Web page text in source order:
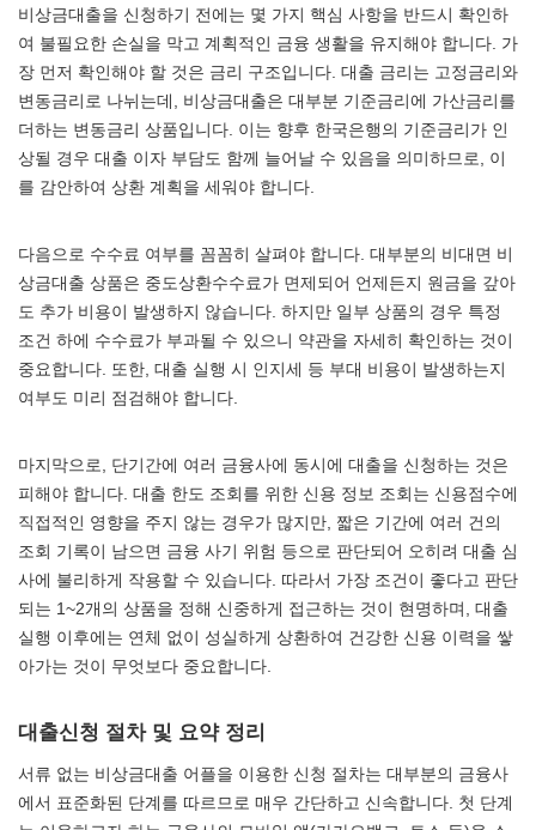
비상금대출을 신청하기 전에는 몇 가지 핵심 사항을 반드시 확인하
여 불필요한 손실을 막고 계획적인 금융 생활을 유지해야 합니다. 가
장 먼저 확인해야 할 것은 금리 구조입니다. 대출 금리는 고정금리와
변동금리로 나뉘는데, 비상금대출은 대부분 기준금리에 가산금리를
더하는 변동금리 상품입니다. 이는 향후 한국은행의 기준금리가 인
상될 경우 대출 이자 부담도 함께 늘어날 수 있음을 의미하므로, 이
를 감안하여 상환 계획을 세워야 합니다.
다음으로 수수료 여부를 꼼꼼히 살펴야 합니다. 대부분의 비대면 비
상금대출 상품은 중도상환수수료가 면제되어 언제든지 원금을 갚아
도 추가 비용이 발생하지 않습니다. 하지만 일부 상품의 경우 특정
조건 하에 수수료가 부과될 수 있으니 약관을 자세히 확인하는 것이
중요합니다. 또한, 대출 실행 시 인지세 등 부대 비용이 발생하는지
여부도 미리 점검해야 합니다.
마지막으로, 단기간에 여러 금융사에 동시에 대출을 신청하는 것은
피해야 합니다. 대출 한도 조회를 위한 신용 정보 조회는 신용점수에
직접적인 영향을 주지 않는 경우가 많지만, 짧은 기간에 여러 건의
조회 기록이 남으면 금융 사기 위험 등으로 판단되어 오히려 대출 심
사에 불리하게 작용할 수 있습니다. 따라서 가장 조건이 좋다고 판단
되는 1~2개의 상품을 정해 신중하게 접근하는 것이 현명하며, 대출
실행 이후에는 연체 없이 성실하게 상환하여 건강한 신용 이력을 쌓
아가는 것이 무엇보다 중요합니다.
대출신청 절차 및 요약 정리
서류 없는 비상금대출 어플을 이용한 신청 절차는 대부분의 금융사
에서 표준화된 단계를 따르므로 매우 간단하고 신속합니다. 첫 단계